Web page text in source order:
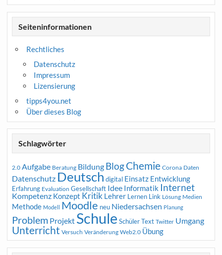
Seiteninformationen
Rechtliches
Datenschutz
Impressum
Lizensierung
tipps4you.net
Über dieses Blog
Schlagwörter
2.0 Aufgabe Beratung Bildung BlogChemie Corona Daten
Datenschutz Deutsch digital Einsatz Entwicklung
Erfahrung Evaluation Gesellschaft Idee Informatik Internet
Kompetenz Konzept Kritik Lehrer Lernen Link Lösung Medien
Methode Modell Moodle neu Niedersachsen Planung
Problem Projekt Schule Schüler Text Twitter Umgang
Unterricht Versuch Veränderung Web2.0 Übung